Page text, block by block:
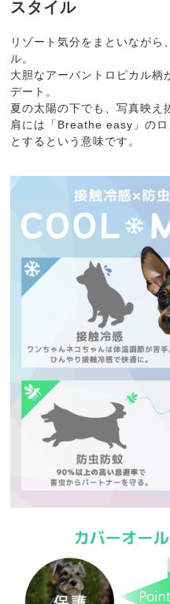
スタイル
リゾート気分をまといながら
ル。
大胆なアーバントロピカル柄
デート。
夏の太陽の下でも、写真映え
肩には「Breathe easy」の
とするという意味です。